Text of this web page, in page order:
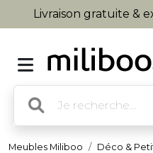
Livraison gratuite &
Meubles Miliboo Déco &